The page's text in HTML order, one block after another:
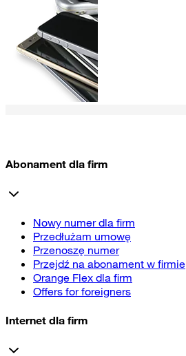
Abonament dla firm
Nowy numer dla firm
Przedłużam umowę
Przenoszę numer
Przejdź na abonament w firmie
Orange Flex dla firm
Offers for foreigners
Internet dla firm